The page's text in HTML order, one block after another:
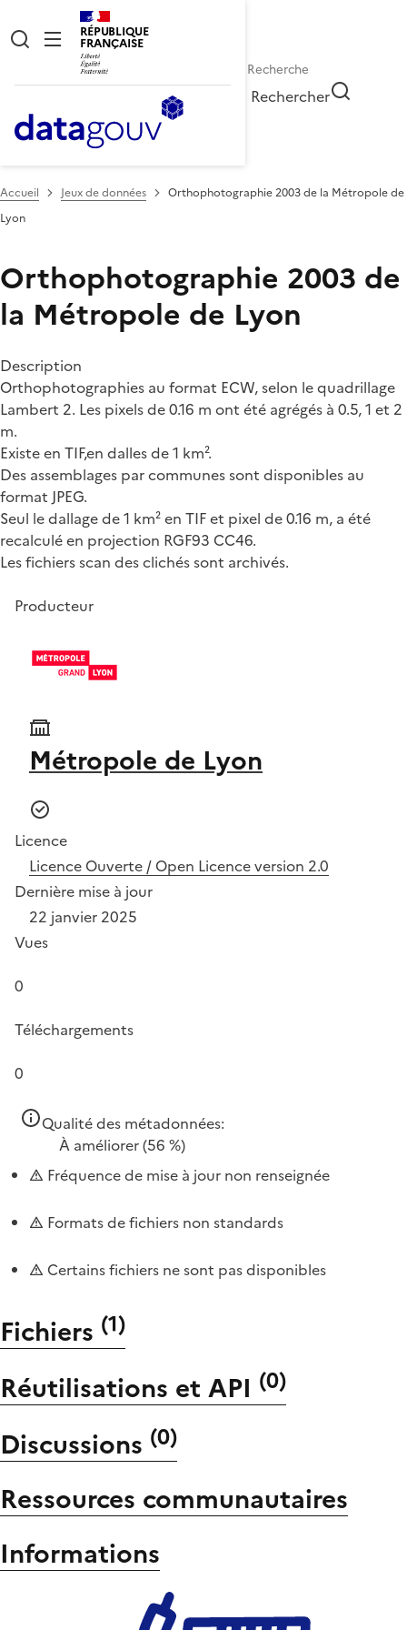
RÉPUBLIQUE
FRANÇAISE
Rechercher
Accueil Jeux de données
Orthophotographie 2003 de la Métropole de
Lyon
Orthophotographie 2003 de
la Métropole de Lyon
Description
Orthophotographies au format ECW, selon le quadrillage
Lambert 2. Les pixels de 0.16 m ont été agrégés à 0.5, 1 et 2
m.
Existe en TIF,en dalles de 1 km².
Des assemblages par communes sont disponibles au
format JPEG.
Seul le dallage de 1 km² en TIF et pixel de 0.16 m, a été
recalculé en projection RGF93 CC46.
Les fichiers scan des clichés sont archivés.
Producteur
Métropole de Lyon
Licence
Licence Ouverte / Open Licence version 2.0
Dernière mise à jour
22 janvier 2025
Vues
0
Téléchargements
0
Qualité des métadonnées:
À améliorer(56 %)
Fréquence de mise à jour non renseignée
Formats de fichiers non standards
Certains fichiers ne sont pas disponibles
Fichiers (1)
Réutilisations et API (0)
Discussions (0)
Ressources communautaires
Informations